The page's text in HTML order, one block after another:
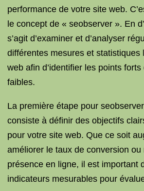
performance de votre site web.
le concept de « seobserver ». En
s’agit d’examiner et d’analyser
différentes mesures et statistiques
web afin d’identifier les points
faibles.
La première étape pour
consiste à définir des objectifs
pour votre site web. Que ce soit
améliorer le taux de conversion ou
présence en ligne, il est important
indicateurs mesurables pour